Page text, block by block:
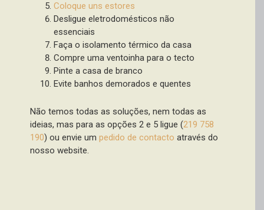
Coloque uns estores
Desligue eletrodomésticos não
essenciais
Faça o isolamento térmico da casa
Compre uma ventoinha para o tecto
Pinte a casa de branco
Evite banhos demorados e quentes
Não temos todas as soluções, nem todas as
ideias, mas para as opções 2 e 5 ligue (219 758
190) ou envie um pedido de contacto através do
nosso website.